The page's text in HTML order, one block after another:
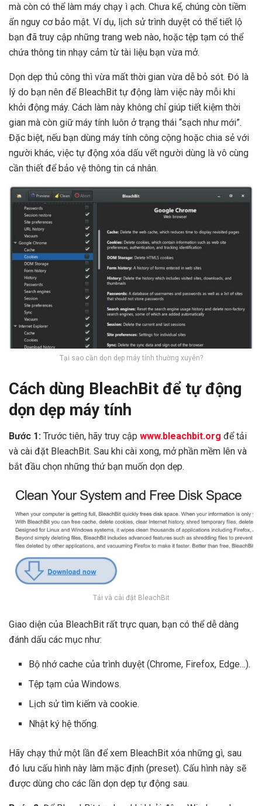
mà còn có thể làm máy chạy ì ạch. Chưa kể, chúng còn tiềm
ẩn nguy cơ bảo mật. Ví dụ, lịch sử trình duyệt có thể tiết lộ
bạn đã truy cập những trang web nào, hoặc tệp tạm có thể
chứa thông tin nhạy cảm từ tài liệu bạn vừa mở.
Dọn dẹp thủ công thì vừa mất thời gian vừa dễ bỏ sót. Đó là
lý do bạn nên để BleachBit tự động làm việc này mỗi khi
khởi động máy. Cách làm này không chỉ giúp tiết kiệm thời
gian mà còn giữ máy tính luôn ở trạng thái “sạch như mới”.
Đặc biệt, nếu bạn dùng máy tính công cộng hoặc chia sẻ với
người khác, việc tự động xóa dấu vết người dùng là vô cùng
cần thiết để bảo vệ thông tin cá nhân.
Tại sao cần dọn dẹp máy tính thường xuyên?
Cách dùng BleachBit để tự động
dọn dẹp máy tính
Bước 1: Trước tiên, hãy truy cập www.bleachbit.org để tải
và cài đặt BleachBit. Sau khi cài xong, mở phần mềm lên và
bắt đầu chọn những thứ bạn muốn dọn dẹp.
Tải và cài đặt BleachBit
Giao diện của BleachBit rất trực quan, bạn có thể dễ dàng
đánh dấu các mục như:
Bộ nhớ cache của trình duyệt (Chrome, Firefox, Edge…).
Tệp tạm của Windows.
Lịch sử tìm kiếm và cookie.
Nhật ký hệ thống.
Hãy chạy thử một lần để xem BleachBit xóa những gì, sau
đó lưu cấu hình này làm mặc định (preset). Cấu hình này sẽ
được dùng cho các lần dọn dẹp tự động sau.